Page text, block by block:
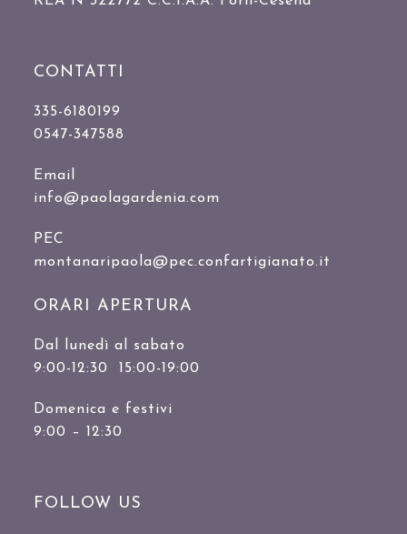
CONTATTI
335-6180199
0547-347588
Email
info@paolagardenia.com
PEC
montanaripaola@pec.confartigianato.it
ORARI APERTURA
Dal lunedì al sabato
9:00-12:30 15:00-19:00
Domenica e festivi
9:00 – 12:30
FOLLOW US